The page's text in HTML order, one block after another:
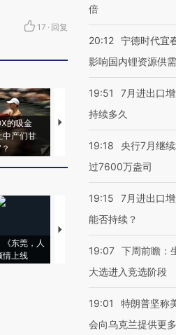
17 · 回复
的吸金
中产们甘
马航飞行员跨国走私7万
《东莞，人
情上线
【推广】走进第四届链博
倍
20:12 宁德时代宜
影响国内锂资源供
19:51
7月进出口
持续多久
19:18
央行7月继
过7600万盎司
19:15
7月进出口
能否持续？
19:07 下周前瞻：
大选进入竞选阶段
19:01
特朗普坚称
会向乌克兰提供更多